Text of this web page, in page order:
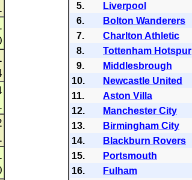
5.
Liverpool
6.
Bolton Wanderers
7.
Charlton Athletic
8.
Tottenham Hotspur
9.
Middlesbrough
10.
Newcastle United
11.
Aston Villa
12.
Manchester City
13.
Birmingham City
14.
Blackburn Rovers
15.
Portsmouth
16.
Fulham